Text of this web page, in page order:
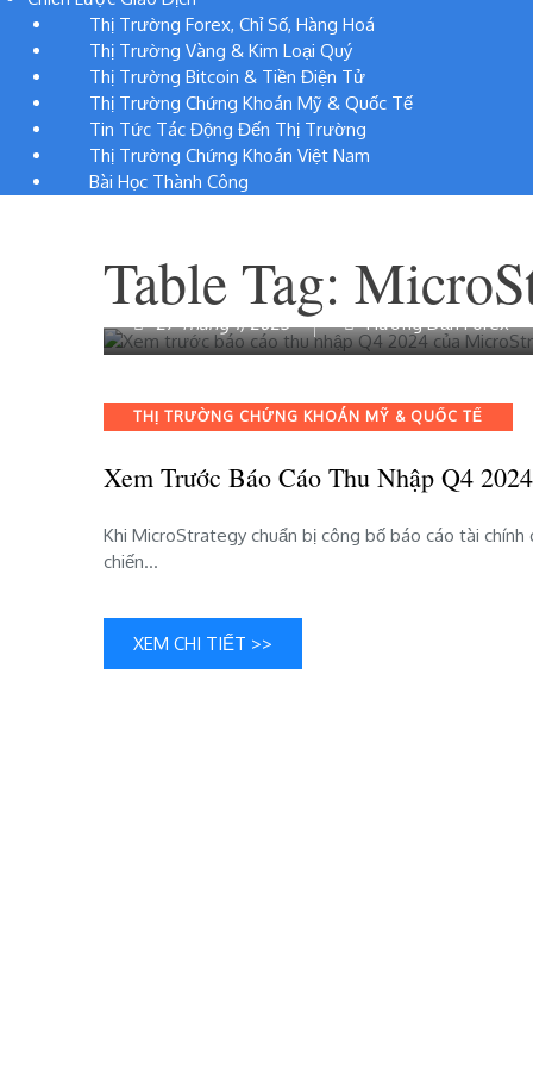
Thị Trường Forex, Chỉ Số, Hàng Hoá
Thị Trường Vàng & Kim Loại Quý
Thị Trường Bitcoin & Tiền Điện Tử
Thị Trường Chứng Khoán Mỹ & Quốc Tế
Tin Tức Tác Động Đến Thị Trường
Thị Trường Chứng Khoán Việt Nam
Bài Học Thành Công
Table Tag:
27 Tháng 1, 2025 Hướng Dẫn Forex
Categories
THỊ TRƯỜNG CHỨNG KHOÁN MỸ & QUỐC TẾ
Xem Trước Báo Cáo Thu Nhập Q4
Khi MicroStrategy chuẩn bị công bố báo cáo tài
chiến…
XEM CHI TIẾT >>